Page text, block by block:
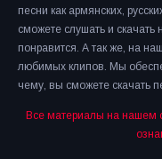
песни как армянских,
сможете слушать и
понравится. А так же, на
любимых клипов. Мы
чему, вы сможете скачать
Все материалы на нашем